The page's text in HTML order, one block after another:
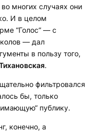
многих случаях они
И в целом
“Голос“ — с
— дал
в пользу того,
.
фильтровался
бы, только
публику.
конечно, а